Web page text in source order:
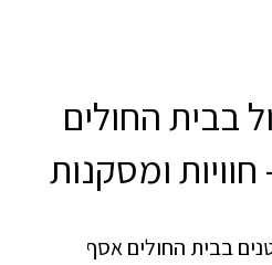
בבית החולים
ומסקנות
בבית החולים אסף